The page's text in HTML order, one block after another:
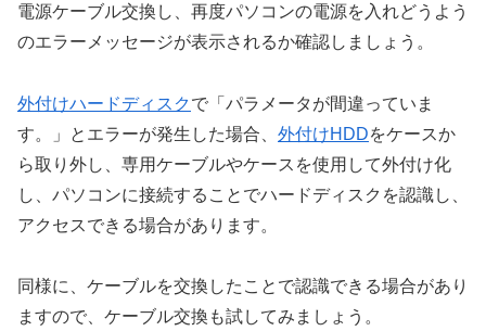
電源ケーブル交換し、再度パソコンの電源を入れどうよう
のエラーメッセージが表示されるか確認しましょう。
外付けハードディスクで「パラメータが間違っていま
す。」とエラーが発生した場合、 外付けHDDをケースか
ら取り外し、専用ケーブルやケースを使用して外付け化
し、パソコンに接続することでハードディスクを認識し、
アクセスできる場合があります。
同様に、ケーブルを交換したことで認識できる場合があり
ますので、ケーブル交換も試してみましょう。